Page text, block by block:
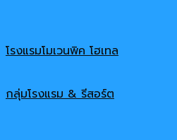
โรงแรมโมเวนพิค โฮเทล
กลุ่มโรงแรม & รีสอร์ต